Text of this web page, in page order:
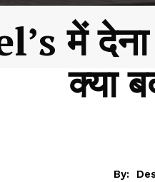
में देना
क्या
By: